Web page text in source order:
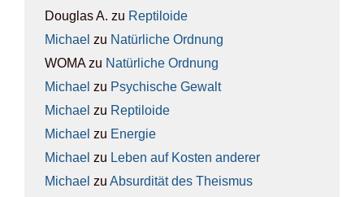
Douglas A. zu Rep­ti­lo­ide
Michael zu Natür­li­che Ord­nung
WOMAzu Natür­li­che Ord­nung
Michael zu Psy­chi­sche Gewalt
Michael zu Rep­ti­lo­ide
Michael zu Ener­gie
Michael zu Leben auf Kos­ten ande­rer
Michael zu Absur­di­tät des The­is­mus